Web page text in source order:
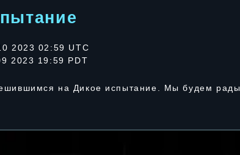
2023 02:59 UTC
2023 19:59 PDT
на Дикое испытание. Мы будем